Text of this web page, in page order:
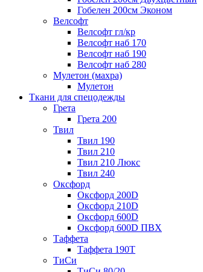
Гобелен 200см Эконом
Велсофт
Велсофт гл/кр
Велсофт наб 170
Велсофт наб 190
Велсофт наб 280
Мулетон (махра)
Мулетон
Ткани для спецодежды
Грета
Грета 200
Твил
Твил 190
Твил 210
Твил 210 Люкс
Твил 240
Оксфорд
Оксфорд 200D
Оксфорд 210D
Оксфорд 600D
Оксфорд 600D ПВХ
Таффета
Таффета 190T
ТиСи